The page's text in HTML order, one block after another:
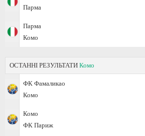
Парма
Парма
Комо
ОСТАННІ РЕЗУЛЬТАТИ Комо
ФК Фамаликао
Комо
Комо
ФК Париж